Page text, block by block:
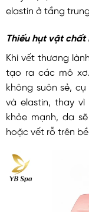
elastin ở tầng
Thiếu hụt vật chất
Khi vết thương
tạo ra các mô
không suôn sẻ,
và elastin, thay
khỏe mạnh, da
hoặc vết rỗ trên bề